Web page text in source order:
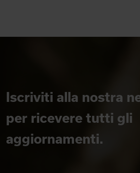
Iscriviti alla nostra
per ricevere tutti gli
aggiornamenti.